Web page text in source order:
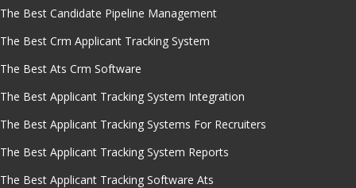
The Best Candidate Pipeline Management
The Best Crm Applicant Tracking System
The Best Ats Crm Software
The Best Applicant Tracking System Integration
The Best Applicant Tracking Systems For Recruiters
The Best Applicant Tracking System Reports
The Best Applicant Tracking Software Ats